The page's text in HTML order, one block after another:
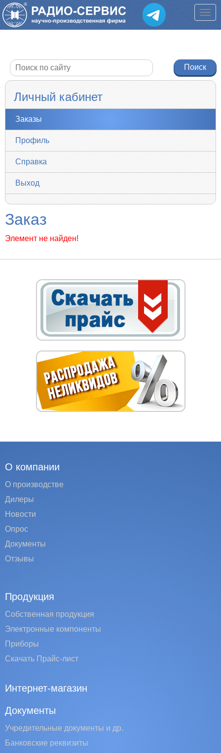
Личный кабинет
Заказы
Профиль
Справка
Выход
Заказ
Элемент не найден!
О компании
О производстве
Дилеры
Новости
Опрос
Документы
Отзывы
Продукция
Собственная продукция
Электронные компоненты
Приборы
Скачать Прайс-лист
Интернет-магазин
Документы
Учредительные документы и др.
Банковские реквизиты